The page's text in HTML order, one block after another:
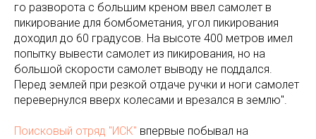
го разворота с большим креном ввел самолет в
пикирование для бомбометания, угол пикирования
доходил до 60 градусов. На высоте 400 метров имел
попытку вывести самолет из пикирования, но на
большой скорости самолет выводу не поддался.
Перед землей при резкой отдаче ручки и ноги самолет
перевернулся вверх колесами и врезался в землю".
Поисковый отряд "ИСК" впервые побывал на